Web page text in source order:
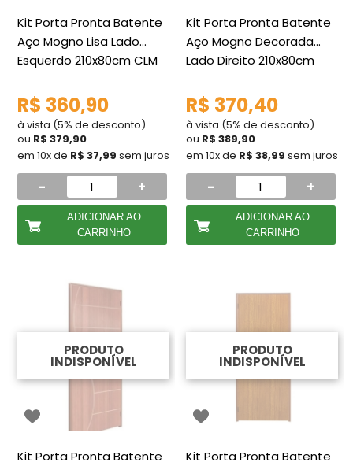
Kit Porta Pronta Batente
Aço Mogno Lisa Lado
Esquerdo 210x80cm CLM
R$ 360,90
à vista (5% de desconto)
ou R$ 379,90
em 10x de R$ 37,99 sem juros
- +
ADICIONAR AO
CARRINHO
Kit Porta Pronta Batente
Aço Mogno Decorada
Lado Direito 210x80cm
R$ 370,40
à vista (5% de desconto)
ou R$ 389,90
em 10x de R$ 38,99 sem juros
- +
ADICIONAR AO
CARRINHO
PRODUTO
INDISPONÍVEL
Kit Porta Pronta Batente
PRODUTO
INDISPONÍVEL
Kit Porta Pronta Batente